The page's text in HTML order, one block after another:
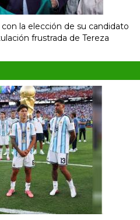
la elección de su candidato
frustrada de Tereza